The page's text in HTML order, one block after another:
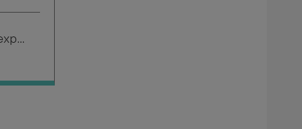
Salario según experiencia